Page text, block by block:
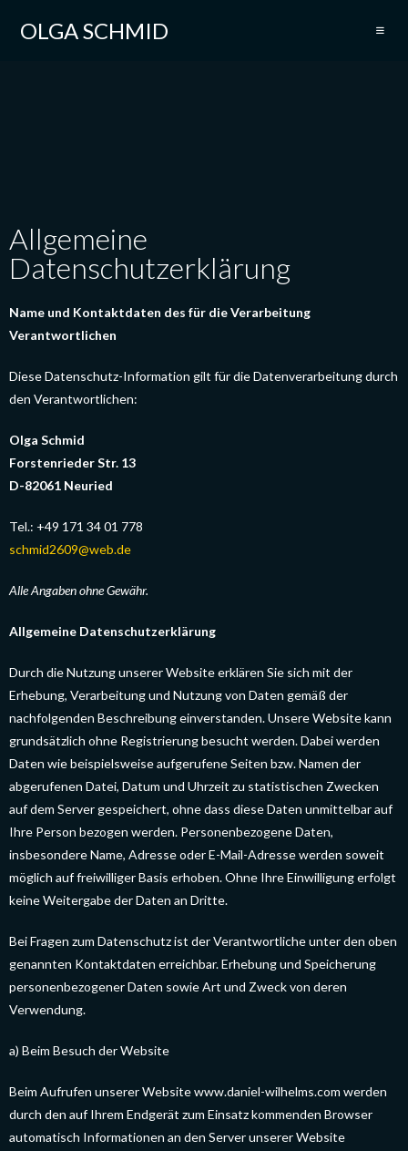
OLGA SCHMID
Allgemeine
Datenschutzerklärung
Name und Kontaktdaten des für die Verarbeitung
Verantwortlichen
Diese Datenschutz-Information gilt für die Datenverarbeitung durch
den Verantwortlichen:
Olga Schmid
Forstenrieder Str. 13
D-82061 Neuried
Tel.: +49 171 34 01 778
schmid2609@web.de
Alle Angaben ohne Gewähr.
Allgemeine Datenschutzerklärung
Durch die Nutzung unserer Website erklären Sie sich mit der
Erhebung, Verarbeitung und Nutzung von Daten gemäß der
nachfolgenden Beschreibung einverstanden. Unsere Website kann
grundsätzlich ohne Registrierung besucht werden. Dabei werden
Daten wie beispielsweise aufgerufene Seiten bzw. Namen der
abgerufenen Datei, Datum und Uhrzeit zu statistischen Zwecken
auf dem Server gespeichert, ohne dass diese Daten unmittelbar auf
Ihre Person bezogen werden. Personenbezogene Daten,
insbesondere Name, Adresse oder E-Mail-Adresse werden soweit
möglich auf freiwilliger Basis erhoben. Ohne Ihre Einwilligung erfolgt
keine Weitergabe der Daten an Dritte.
Bei Fragen zum Datenschutz ist der Verantwortliche unter den oben
genannten Kontaktdaten erreichbar. Erhebung und Speicherung
personenbezogener Daten sowie Art und Zweck von deren
Verwendung.
a) Beim Besuch der Website
Beim Aufrufen unserer Website www.daniel-wilhelms.com werden
durch den auf Ihrem Endgerät zum Einsatz kommenden Browser
automatisch Informationen an den Server unserer Website